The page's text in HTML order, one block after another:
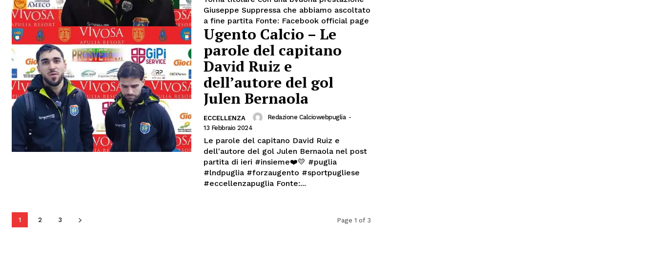
Giuseppe Suppressa che abbiamo ascoltato
a fine partita Fonte: Facebook official page
Ugento Calcio – Le
parole del capitano
David Ruiz e
dell’autore del gol
Julen Bernaola
ECCELLENZA Redazione Calciowebpuglia -
13 Febbraio 2024
Le parole del capitano David Ruiz e
dell'autore del gol Julen Bernaola nel post
partita di ieri #insieme❤️💛 #puglia
#lndpuglia #forzaugento #sportpugliese
#eccellenzapuglia Fonte:...
1 2 3 Page 1 of 3